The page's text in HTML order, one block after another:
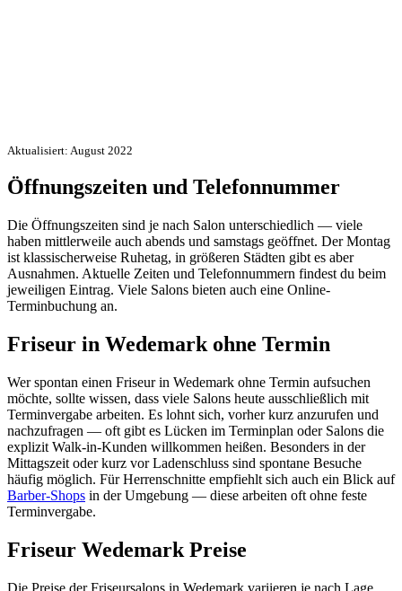
Aktualisiert: August 2022
Öffnungszeiten und Telefonnummer
Die Öffnungszeiten sind je nach Salon unterschiedlich — viele
haben mittlerweile auch abends und samstags geöffnet. Der Montag
ist klassischerweise Ruhetag, in größeren Städten gibt es aber
Ausnahmen. Aktuelle Zeiten und Telefonnummern findest du beim
jeweiligen Eintrag. Viele Salons bieten auch eine Online-
Terminbuchung an.
Friseur in Wedemark ohne Termin
Wer spontan einen Friseur in Wedemark ohne Termin aufsuchen
möchte, sollte wissen, dass viele Salons heute ausschließlich mit
Terminvergabe arbeiten. Es lohnt sich, vorher kurz anzurufen und
nachzufragen — oft gibt es Lücken im Terminplan oder Salons die
explizit Walk-in-Kunden willkommen heißen. Besonders in der
Mittagszeit oder kurz vor Ladenschluss sind spontane Besuche
häufig möglich. Für Herrenschnitte empfiehlt sich auch ein Blick auf
Barber-Shops in der Umgebung — diese arbeiten oft ohne feste
Terminvergabe.
Friseur Wedemark Preise
Die Preise der Friseursalons in Wedemark variieren je nach Lage,